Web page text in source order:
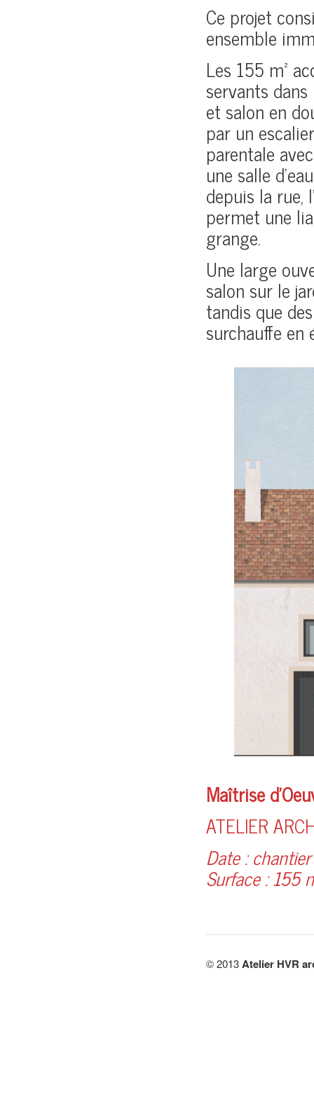
Ce projet
ensemble
Les 155 m²
servants
et salon en
par un
parentale
une salle
depuis la rue,
permet une
grange.
Une large
salon sur le
tandis que
surchauffe en
Maîtrise
ATELIER
Date :
Surface : 155
© 2013Atelier HVR